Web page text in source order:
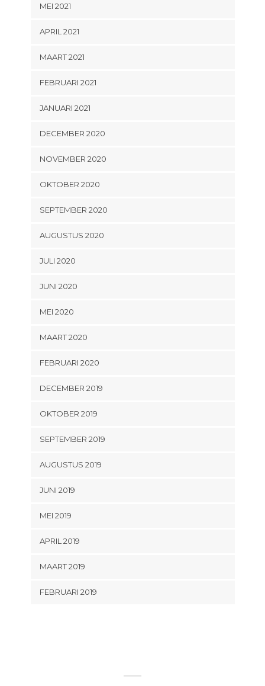
MEI 2021
APRIL 2021
MAART 2021
FEBRUARI 2021
JANUARI 2021
DECEMBER 2020
NOVEMBER 2020
OKTOBER 2020
SEPTEMBER 2020
AUGUSTUS 2020
JULI 2020
JUNI 2020
MEI 2020
MAART 2020
FEBRUARI 2020
DECEMBER 2019
OKTOBER 2019
SEPTEMBER 2019
AUGUSTUS 2019
JUNI 2019
MEI 2019
APRIL 2019
MAART 2019
FEBRUARI 2019